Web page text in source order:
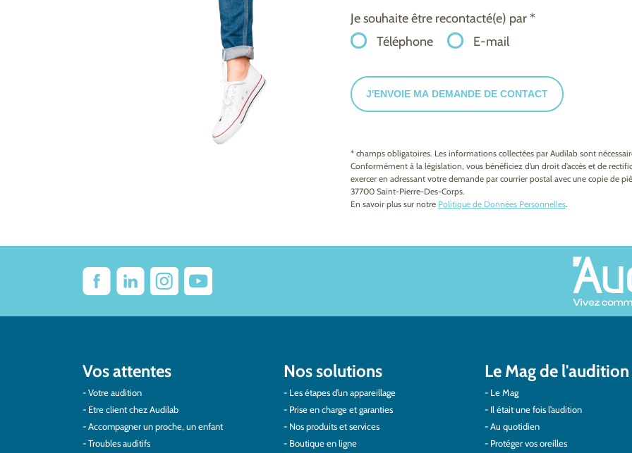
Je souhaite être recontacté(e) par *
Téléphone
E-mail
J'ENVOIE MA DEMANDE DE CONTACT
* champs obligatoires. Les informations collectées par Audilab sont
Conformément à la législation, vous bénéficiez d’un droit d’accès et de
exercer en adressant votre demande par courrier postal avec une copie de
37700 Saint-Pierre-Des-Corps.
En savoir plus sur notre Politique de Données Personnelles.
Vos attentes
Votre audition
Etre client chez Audilab
Accompagner un proche, un enfant
Troubles auditifs
Nos solutions
Les étapes d’un appareillage
Prise en charge et garanties
Nos produits et services
Boutique en ligne
Le Mag de l'audition
Le Mag
Il était une fois l’audition
Au quotidien
Protéger vos oreilles